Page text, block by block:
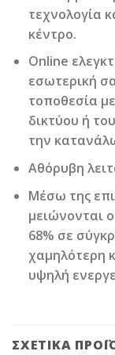
τεχνολογία
κέντρο.
Online
εσωτερική
τοποθεσία
δικτύου ή
την
Αθόρυβη
Μέσω της
μειώνονται
68% σε
χαμηλότερη
υψηλή
ΣΧΕΤΙΚΆ